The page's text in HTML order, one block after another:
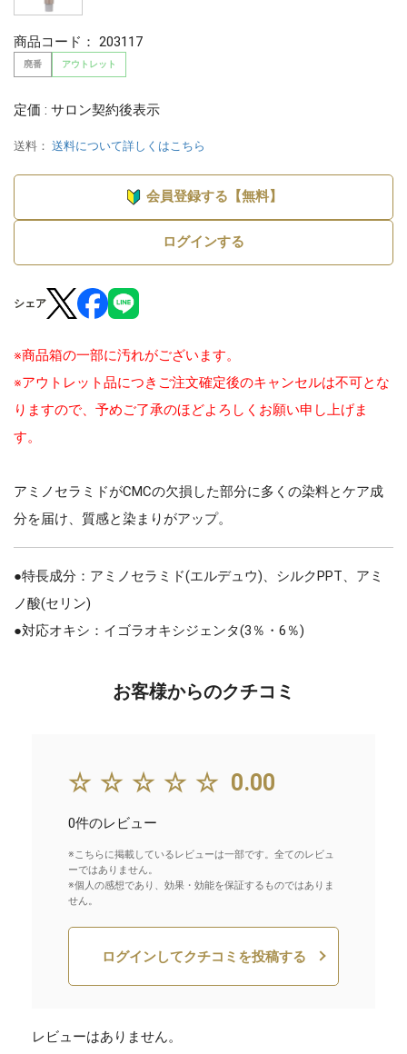
商品コード： 203117
廃番 アウトレット
定価 : サロン契約後表示
送料： 送料について詳しくはこちら
会員登録する【無料】
ログインする
シェア
※商品箱の一部に汚れがございます。
※アウトレット品につきご注文確定後のキャンセルは不可とな
りますので、予めご了承のほどよろしくお願い申し上げま
す。
アミノセラミドがCMCの欠損した部分に多くの染料とケア成
分を届け、質感と染まりがアップ。
●特長成分：アミノセラミド(エルデュウ)、シルクPPT、アミ
ノ酸(セリン)
●対応オキシ：イゴラオキシジェンタ(3％・6％)
お客様からのクチコミ
☆☆☆☆☆ 0.00
0件のレビュー
※こちらに掲載しているレビューは一部です。全てのレビュ
ーではありません。
※個人の感想であり、効果・効能を保証するものではありま
せん。
ログインしてクチコミを投稿する
レビューはありません。